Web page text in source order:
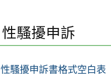
性騷擾申訴
性騷擾申訴書格式空白表